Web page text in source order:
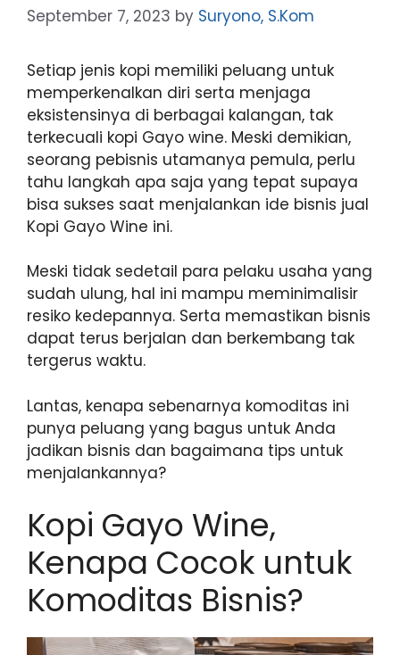
September 7, 2023 by Suryono, S.Kom
Setiap jenis kopi memiliki peluang untuk
memperkenalkan diri serta menjaga
eksistensinya di berbagai kalangan, tak
terkecuali kopi Gayo wine. Meski demikian,
seorang pebisnis utamanya pemula, perlu
tahu langkah apa saja yang tepat supaya
bisa sukses saat menjalankan ide bisnis jual
Kopi Gayo Wine ini.
Meski tidak sedetail para pelaku usaha yang
sudah ulung, hal ini mampu meminimalisir
resiko kedepannya. Serta memastikan bisnis
dapat terus berjalan dan berkembang tak
tergerus waktu.
Lantas, kenapa sebenarnya komoditas ini
punya peluang yang bagus untuk Anda
jadikan bisnis dan bagaimana tips untuk
menjalankannya?
Kopi Gayo Wine,
Kenapa Cocok untuk
Komoditas Bisnis?